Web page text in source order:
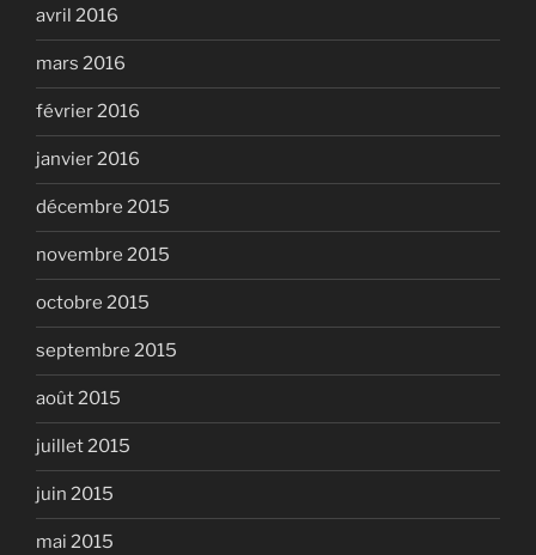
avril 2016
mars 2016
février 2016
janvier 2016
décembre 2015
novembre 2015
octobre 2015
septembre 2015
août 2015
juillet 2015
juin 2015
mai 2015